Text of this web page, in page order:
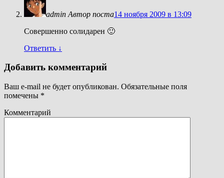
admin Автор поста14 ноября 2009 в 13:09
Совершенно солидарен 🙂
Ответить ↓
Добавить комментарий
Ваш e-mail не будет опубликован. Обязательные поля
помечены *
Комментарий